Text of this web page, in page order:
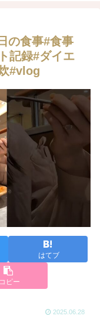
の食事#食事
記録#ダイエ
#vlog
はてブ
コピー
2025.06.28